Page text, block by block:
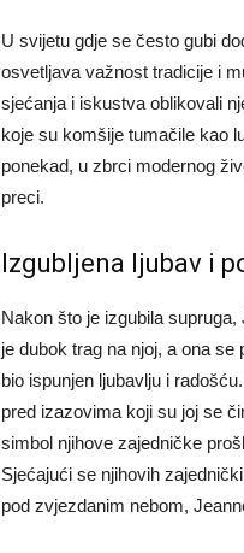
U svijetu gdje se često gubi
osvetljava važnost tradicije i
sjećanja i iskustva oblikovali
koje su komšije tumačile kao
ponekad, u zbrci modernog
preci.
Izgubljena ljubav i
Nakon što je izgubila
je dubok trag na njoj, a ona
bio ispunjen ljubavlju i
pred izazovima koji su joj se
simbol njihove zajedničke
Sjećajući se njihovih
pod zvjezdanim nebom,